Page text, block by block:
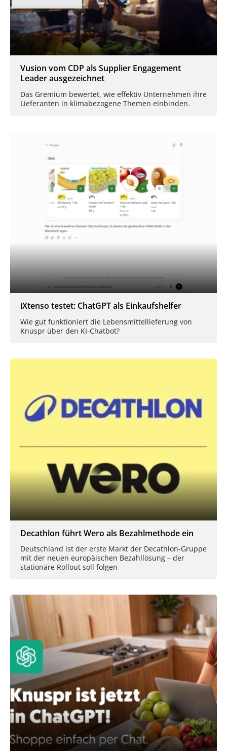
Vusion vom CDP als Supplier Engagement
Leader ausgezeichnet
Das Gremium bewertet, wie effektiv Unternehmen ihre
Lieferanten in klimabezogene Themen einbinden.
iXtenso testet: ChatGPT als Einkaufshelfer
Wie gut funktioniert die Lebensmittellieferung von
Knuspr über den KI-Chatbot?
Decathlon führt Wero als Bezahlmethode ein
Deutschland ist der erste Markt der Decathlon-Gruppe
mit der neuen europäischen Bezahllösung – der
stationäre Rollout soll folgen